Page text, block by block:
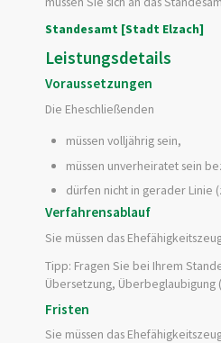
Standesamt [Stadt Elzach]
Leistungsdetails
Voraussetzungen
Die Eheschließenden
müssen volljährig sein,
müssen unverheiratet sein
dürfen nicht in gerader Linie
Verfahrensablauf
Sie müssen das
Tipp: Fragen Sie bei Ihrem
Übersetzung,
Fristen
Sie müssen das